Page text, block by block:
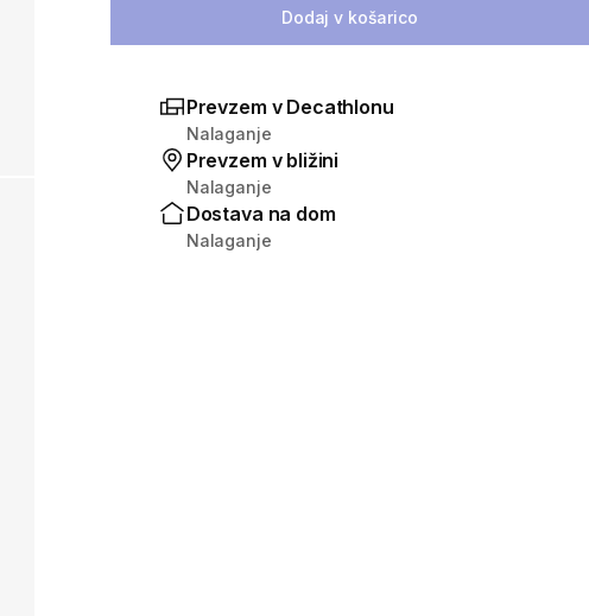
Dodaj v košarico
Prevzem v Decathlonu
Nalaganje
Prevzem v bližini
Nalaganje
Dostava na dom
Nalaganje